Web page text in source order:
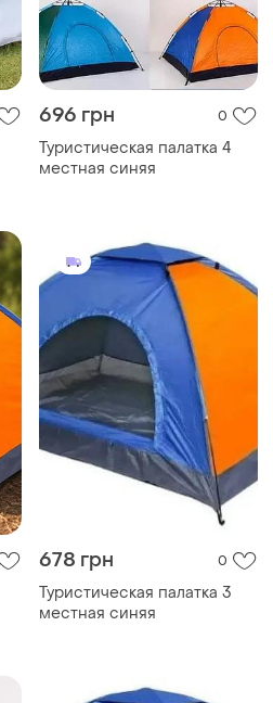
696 грн 0
Туристическая палатка 4
местная синяя
678 грн 0
Туристическая палатка 3
местная синяя